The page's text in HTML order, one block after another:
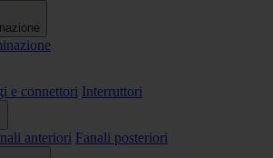
e connettori Interruttori
anteriori Fanali posteriori